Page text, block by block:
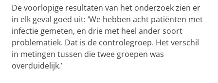
bloedcellen eruit halen, vaststellen welke witte
bloedcellen we het beste konden bestuderen,
dat soort dingen. Maar inmiddels zijn we zover
dat we ermee de kliniek in kunnen.’
De voorlopige resultaten van het onderzoek zien er
in elk geval goed uit: ‘We hebben acht patiënten met
infectie gemeten, en drie met heel ander soort
problematiek. Dat is de controlegroep. Het verschil
in metingen tussen die twee groepen was
overduidelijk.’